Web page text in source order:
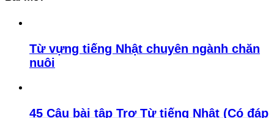
Từ vựng tiếng Nhật chuyên ngành chăn
nuôi
45 Câu bài tập Trợ Từ tiếng Nhật (Có đáp